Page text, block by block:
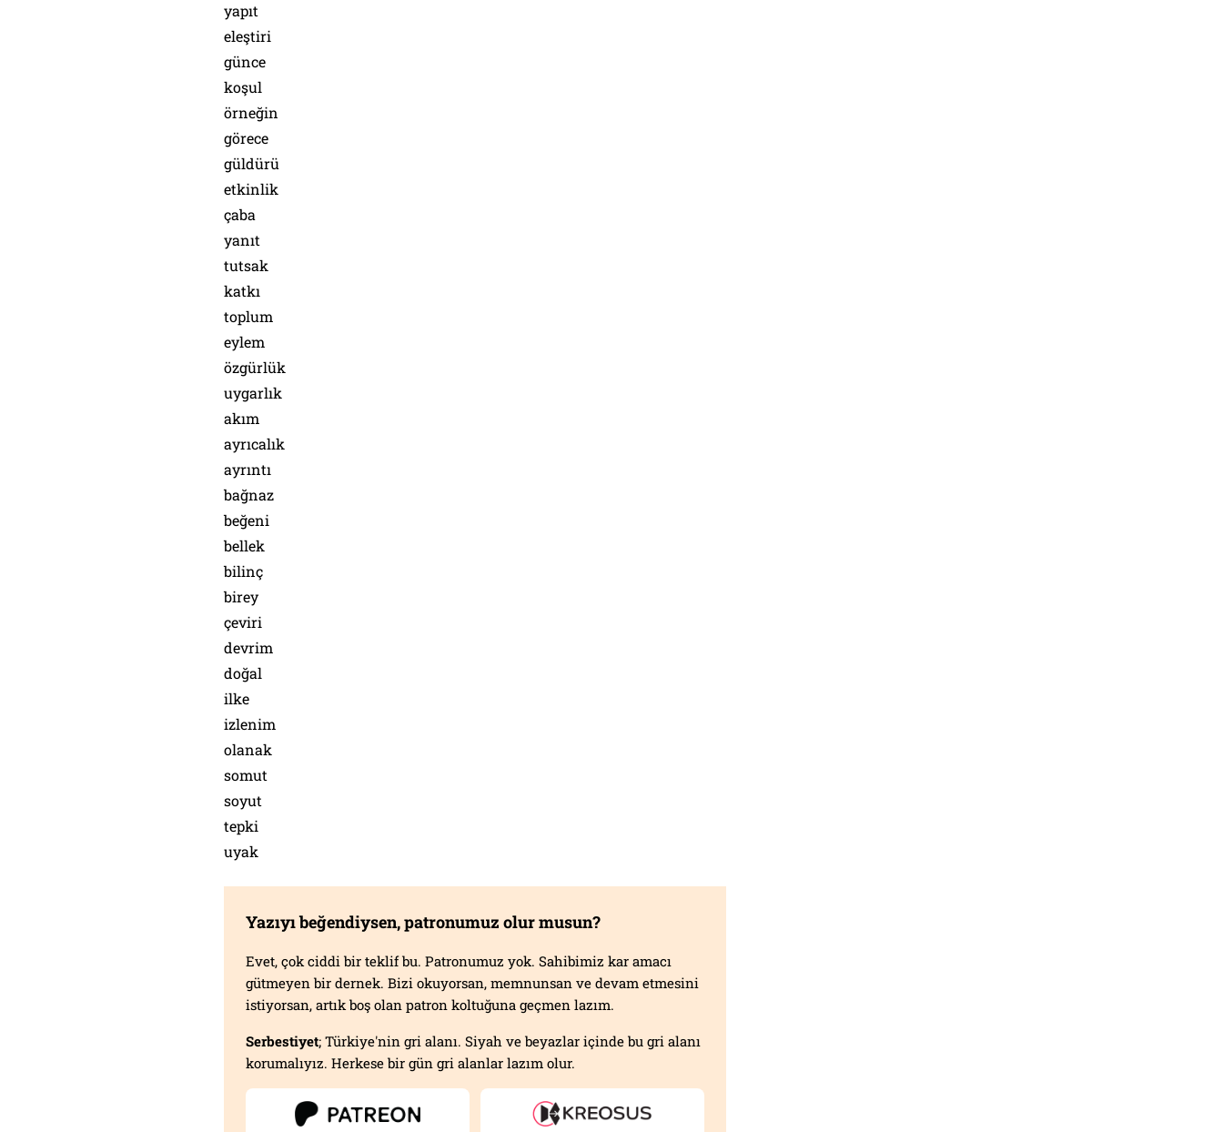
yapıt
eleştiri
günce
koşul
örneğin
görece
güldürü
etkinlik
çaba
yanıt
tutsak
katkı
toplum
eylem
özgürlük
uygarlık
akım
ayrıcalık
ayrıntı
bağnaz
beğeni
bellek
bilinç
birey
çeviri
devrim
doğal
ilke
izlenim
olanak
somut
soyut
tepki
uyak
Yazıyı beğendiysen, patronumuz olur musun?
Evet, çok ciddi bir teklif bu. Patronumuz yok. Sahibimiz kar amacı
gütmeyen bir dernek. Bizi okuyorsan, memnunsan ve devam etmesini
istiyorsan, artık boş olan patron koltuğuna geçmen lazım.
Serbestiyet; Türkiye'nin gri alanı. Siyah ve beyazlar içinde bu gri alanı
korumalıyız. Herkese bir gün gri alanlar lazım olur.